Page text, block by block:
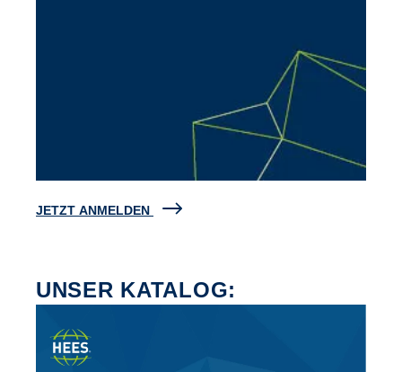
JETZT ANMELDEN
UNSER KATALOG: